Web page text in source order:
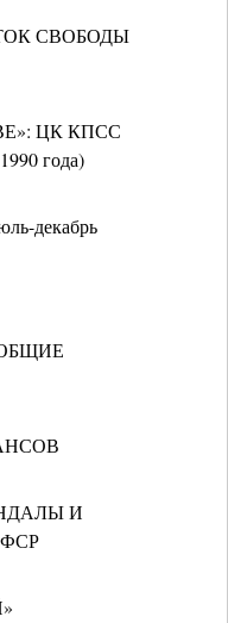
СВОБОДЫ
ЦК КПСС
года)
декабрь
И